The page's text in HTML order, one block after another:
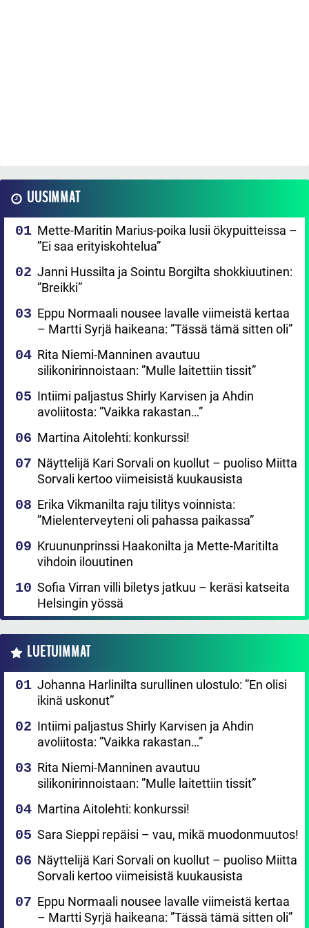
UUSIMMAT
Mette-Maritin Marius-poika lusii ökypuitteissa –
”Ei saa erityiskohtelua”
Janni Hussilta ja Sointu Borgilta shokkiuutinen:
”Breikki”
Eppu Normaali nousee lavalle viimeistä kertaa
– Martti Syrjä haikeana: ”Tässä tämä sitten oli”
Rita Niemi-Manninen avautuu
silikonirinnoistaan: ”Mulle laitettiin tissit”
Intiimi paljastus Shirly Karvisen ja Ahdin
avoliitosta: ”Vaikka rakastan…”
Martina Aitolehti: konkurssi!
Näyttelijä Kari Sorvali on kuollut – puoliso Miitta
Sorvali kertoo viimeisistä kuukausista
Erika Vikmanilta raju tilitys voinnista:
”Mielenterveyteni oli pahassa paikassa”
Kruununprinssi Haakonilta ja Mette-Maritilta
vihdoin ilouutinen
Sofia Virran villi biletys jatkuu – keräsi katseita
Helsingin yössä
LUETUIMMAT
Johanna Harlinilta surullinen ulostulo: ”En olisi
ikinä uskonut”
Intiimi paljastus Shirly Karvisen ja Ahdin
avoliitosta: ”Vaikka rakastan…”
Rita Niemi-Manninen avautuu
silikonirinnoistaan: ”Mulle laitettiin tissit”
Martina Aitolehti: konkurssi!
Sara Sieppi repäisi – vau, mikä muodonmuutos!
Näyttelijä Kari Sorvali on kuollut – puoliso Miitta
Sorvali kertoo viimeisistä kuukausista
Eppu Normaali nousee lavalle viimeistä kertaa
– Martti Syrjä haikeana: ”Tässä tämä sitten oli”